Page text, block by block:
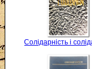
Солідарність і